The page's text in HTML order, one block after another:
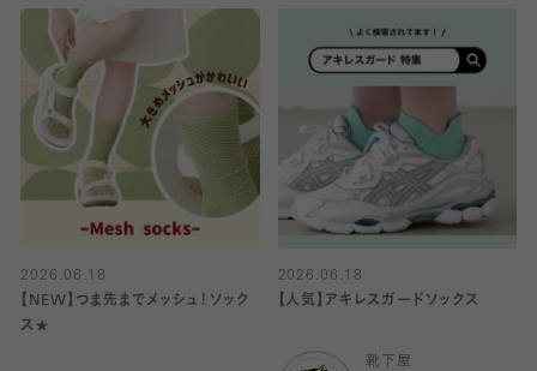
2026.06.18
【NEW】つま先までメッシュ！ソック
ス★
2026.06.18
【人気】アキレスガードソックス
靴下屋